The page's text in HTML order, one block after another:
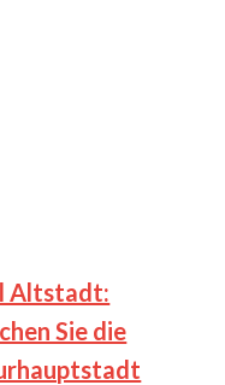
Altstadt:
Sie die